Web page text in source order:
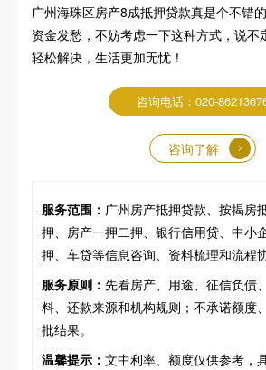
广州海珠区房产8成抵押贷款真是个不错
资金发愁，不妨考虑一下这种方式，说不
轻松解决，生活更加无忧！
咨询电话：020-
咨询了解
服务范围： 广州房产抵押贷款、按揭房
押、房产一押二押、银行信用贷、中小
押、车贷等信息咨询、资料梳理和流程协
服务原则： 先看房产、用途、征信负债
料、还款来源和机构规则；不承诺额度
批结果。
温馨提示： 文中利率、额度仅供参考，